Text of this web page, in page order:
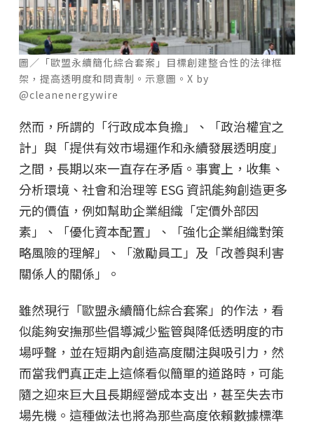
圖／「歐盟永續簡化綜合套案」目標創建整合性的法律框
架，提高透明度和問責制。示意圖。X by
@cleanenergywire
然而，所謂的「行政成本負擔」、「政治權宜之
計」與「提供有效市場運作和永續發展透明度」
之間，長期以來一直存在矛盾。事實上，收集、
分析環境、社會和治理等 ESG 資訊能夠創造更多
元的價值，例如幫助企業組織「定價外部因
素」、「優化資本配置」、「強化企業組織對策
略風險的理解」、「激勵員工」及「改善與利害
關係人的關係」。
雖然現行「歐盟永續簡化綜合套案」的作法，看
似能夠安撫那些倡導減少監管與降低透明度的市
場呼聲，並在短期內創造高度關注與吸引力，然
而當我們真正走上這條看似簡單的道路時，可能
隨之迎來巨大且長期經營成本支出，甚至失去市
場先機。這種做法也將為那些高度依賴數據標準